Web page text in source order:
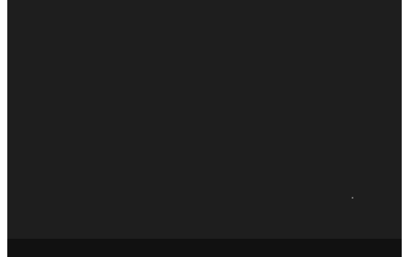
.